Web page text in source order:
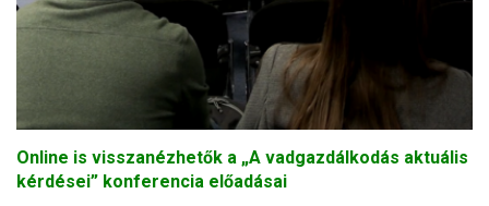
Online is visszanézhetők a „A vadgazdálkodás aktuális
kérdései” konferencia előadásai